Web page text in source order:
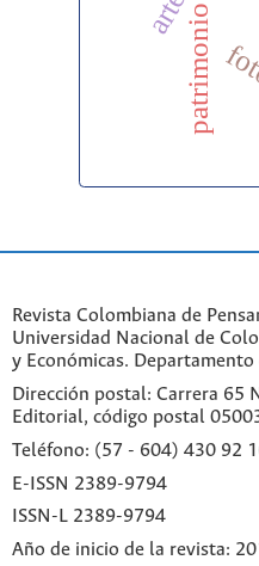
patrimonio
Revista Colombiana de
Universidad Nacional de
y Económicas.
Dirección postal: Carrera 65
Editorial, código postal
Teléfono: (57 - 604) 430 92
E-ISSN 2389-9794
ISSN-L 2389-9794
Año de inicio de la revista: